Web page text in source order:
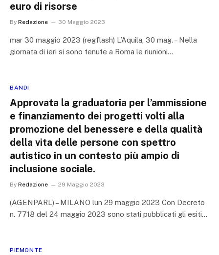
euro di risorse
By Redazione 30 Maggio 2023
mar 30 maggio 2023 (regflash) L’Aquila, 30 mag. – Nella
giornata di ieri si sono tenute a Roma le riunioni…
BANDI
Approvata la graduatoria per l’ammissione
e finanziamento dei progetti volti alla
promozione del benessere e della qualità
della vita delle persone con spettro
autistico in un contesto più ampio di
inclusione sociale.
By Redazione 29 Maggio 2023
(AGENPARL) – MILANO lun 29 maggio 2023 Con Decreto
n. 7718 del 24 maggio 2023 sono stati pubblicati gli esiti…
PIEMONTE